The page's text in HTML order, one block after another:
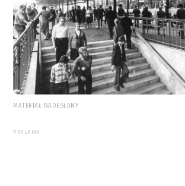
MATERIAŁ NADESŁANY
REKLAMA